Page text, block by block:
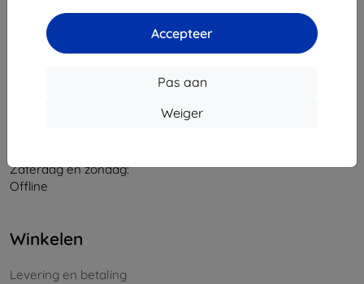
Accepteer
Pas aan
Weiger
Contact
Zaterdag en zondag:
Offline
Winkelen
Levering en betaling